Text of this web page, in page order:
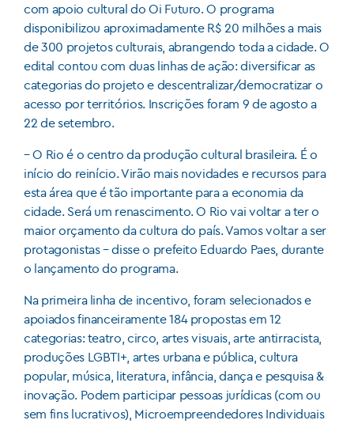
com apoio cultural do Oi Futuro. O programa
disponibilizou aproximadamente R$ 20 milhões a mais
de 300 projetos culturais, abrangendo toda a cidade. O
edital contou com duas linhas de ação: diversificar as
categorias do projeto e descentralizar/democratizar o
acesso por territórios. Inscrições foram 9 de agosto a
22 de setembro.
– O Rio é o centro da produção cultural brasileira. É o
início do reinício. Virão mais novidades e recursos para
esta área que é tão importante para a economia da
cidade. Será um renascimento. O Rio vai voltar a ter o
maior orçamento da cultura do país. Vamos voltar a ser
protagonistas – disse o prefeito Eduardo Paes, durante
o lançamento do programa.
Na primeira linha de incentivo, foram selecionados e
apoiados financeiramente 184 propostas em 12
categorias: teatro, circo, artes visuais, arte antirracista,
produções LGBTI+, artes urbana e pública, cultura
popular, música, literatura, infância, dança e pesquisa &
inovação. Podem participar pessoas jurídicas (com ou
sem fins lucrativos), Microempreendedores Individuais